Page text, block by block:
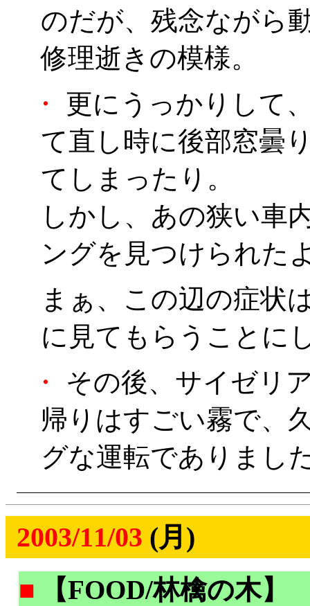
のだが、残念ながら
修理逝きの模様。
・
更にうっかりして
て直し時に後部窓曇
てしまったり。
しかし、あの狭い車
ングを見つけられ
まぁ、この辺の症状
に見てもらうことに
・
その後、サイゼリ
帰りはすごい霧で、
グな運転でありまし
2003/11/03 (月)
■
【FOOD/林檎の木】